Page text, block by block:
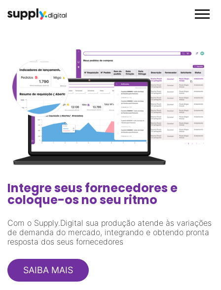
Integre seus fornecedores e
coloque-os no seu ritmo
Com o Supply.Digital sua produção atende às variações
de demanda do mercado, integrando e obtendo pronta
resposta dos seus fornecedores
SAIBA MAIS